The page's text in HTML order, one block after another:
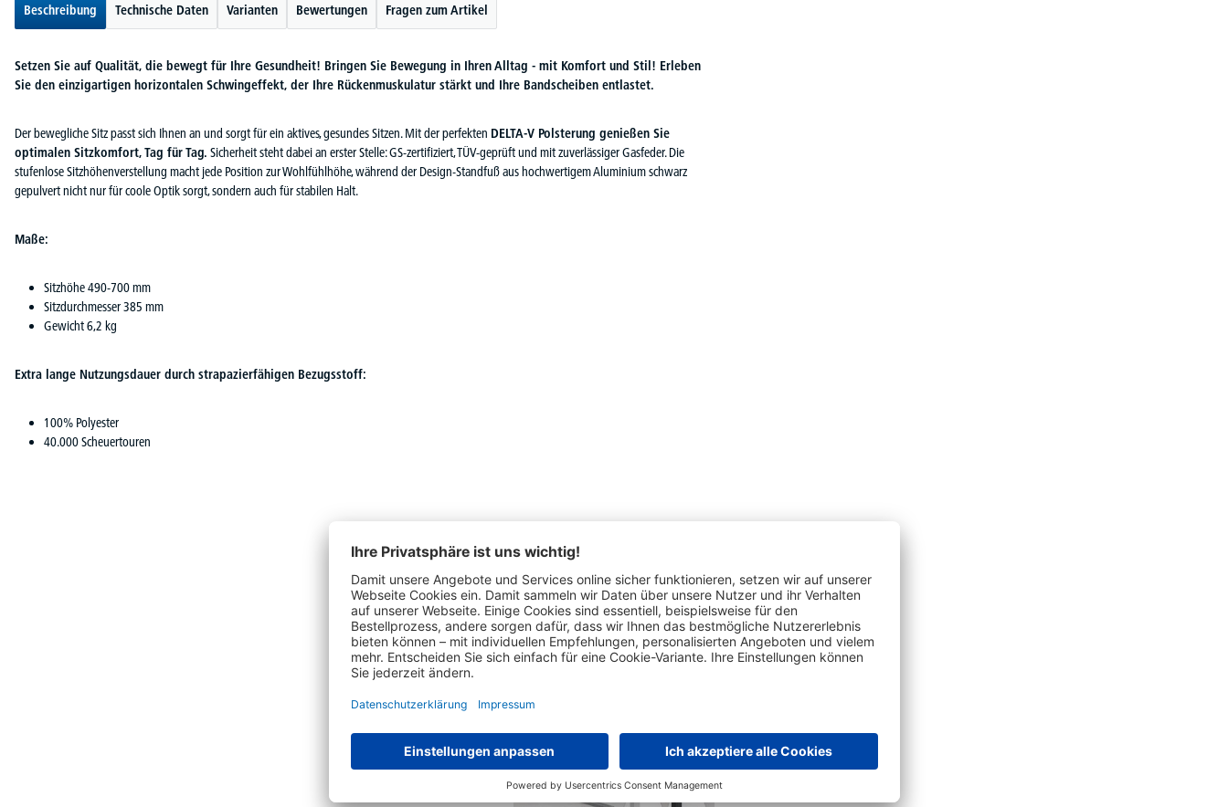
Beschreibung Technische Daten Varianten Bewertungen Fragen zum Artikel
Setzen Sie auf Qualität, die bewegt für Ihre Gesundheit! Bringen Sie Bewegung in Ihren Alltag - mit Komfort und Stil! Erleben
Sie den einzigartigen horizontalen Schwingeffekt, der Ihre Rückenmuskulatur stärkt und Ihre Bandscheiben entlastet.
Der bewegliche Sitz passt sich Ihnen an und sorgt für ein aktives, gesundes Sitzen. Mit der perfekten DELTA-V Polsterung genießen Sie
optimalen Sitzkomfort, Tag für Tag. Sicherheit steht dabei an erster Stelle: GS-zertifiziert, TÜV-geprüft und mit zuverlässiger Gasfeder. Die
stufenlose Sitzhöhenverstellung macht jede Position zur Wohlfühlhöhe, während der Design-Standfuß aus hochwertigem Aluminium schwarz
gepulvert nicht nur für coole Optik sorgt, sondern auch für stabilen Halt.
Maße:
Sitzhöhe 490-700 mm
Sitzdurchmesser 385 mm
Gewicht 6,2 kg
Extra lange Nutzungsdauer durch strapazierfähigen Bezugsstoff:
100% Polyester
40.000 Scheuertouren
Schon gesehen?